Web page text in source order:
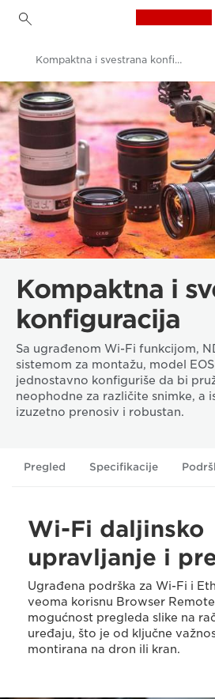
Canon
Video kamere i kamkorderi
Kompaktna i svestrana konfiguracija: EOS C200
Kompaktna i
konfiguracija
Sa ugrađenom Wi-Fi funkcijom,
sistemom za montažu, model
jednostavno konfiguriše da bi
neophodne za različite snimke, a
izuzetno prenosiv i robustan.
Pregled Specifikacije
Wi-Fi daljinsko
upravljanje i
Ugrađena podrška za Wi-Fi i
veoma korisnu Browser
mogućnost pregleda slike na
uređaju, što je od ključne
montirana na dron ili kran.